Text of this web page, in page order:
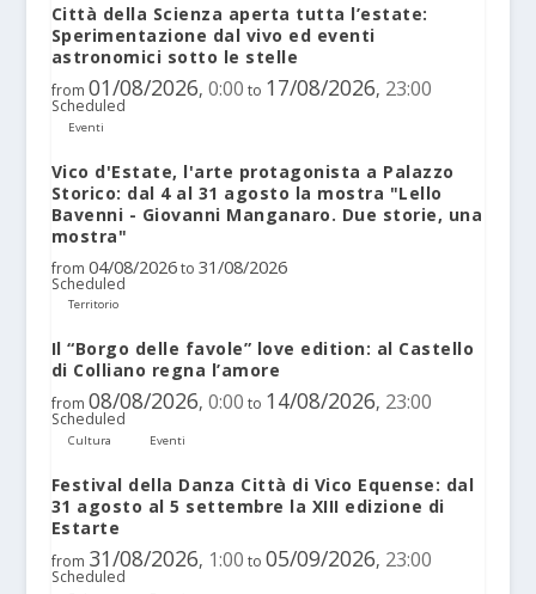
Città della Scienza aperta tutta l’estate:
Sperimentazione dal vivo ed eventi
astronomici sotto le stelle
from 01/08/2026, 0:00 to 17/08/2026, 23:00
Scheduled
Eventi
Vico d'Estate, l'arte protagonista a Palazzo
Storico: dal 4 al 31 agosto la mostra "Lello
Bavenni - Giovanni Manganaro. Due storie, una
mostra"
from 04/08/2026 to 31/08/2026
Scheduled
Territorio
Il “Borgo delle favole” love edition: al Castello
di Colliano regna l’amore
from 08/08/2026, 0:00 to 14/08/2026, 23:00
Scheduled
Cultura Eventi
Festival della Danza Città di Vico Equense: dal
31 agosto al 5 settembre la XIII edizione di
Estarte
from 31/08/2026, 1:00 to 05/09/2026, 23:00
Scheduled